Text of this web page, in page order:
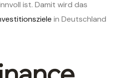
ist. Damit wird das
in Deutschland